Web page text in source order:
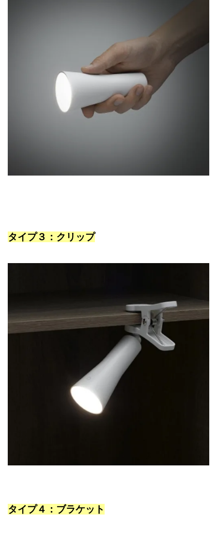
タイプ３：クリップ
タイプ４：ブラケット